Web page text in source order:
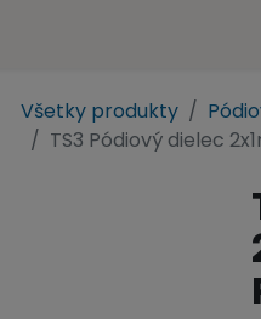
Všetky produkty
TS3 Pódiový dielec